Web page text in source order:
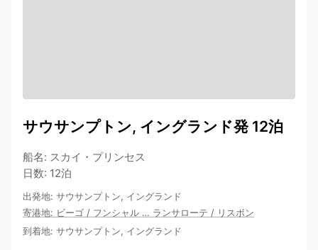
サウサンプトン, イングランド発 12泊
船名: スカイ・プリンセス
日数: 12泊
出発地: サウサンプトン, イングランド
寄港地: ビーゴ / フンシャル … ランサローテ / リスボン
到着地: サウサンプトン, イングランド